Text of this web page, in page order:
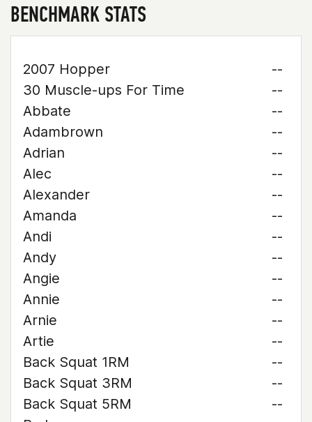
BENCHMARK STATS
2007 Hopper
--
30 Muscle-ups For Time
--
Abbate
--
Adambrown
--
Adrian
--
Alec
--
Alexander
--
Amanda
--
Andi
--
Andy
--
Angie
--
Annie
--
Arnie
--
Artie
--
Back Squat 1RM
--
Back Squat 3RM
--
Back Squat 5RM
--